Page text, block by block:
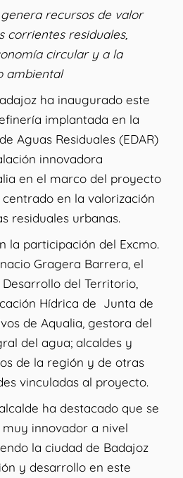
recursos de valor
corrientes residuales,
circular y a la
ambiental
ha inaugurado este
implantada en la
Aguas Residuales (EDAR)
innovadora
en el marco del proyecto
en la valorización
residuales urbanas.
la participación del Excmo.
Gragera Barrera, el
del Territorio,
Hídrica de Junta de
de Aqualia, gestora del
del agua; alcaldes y
de la región y de otras
vinculadas al proyecto.
ha destacado que se
innovador a nivel
la ciudad de Badajoz
y desarrollo en este